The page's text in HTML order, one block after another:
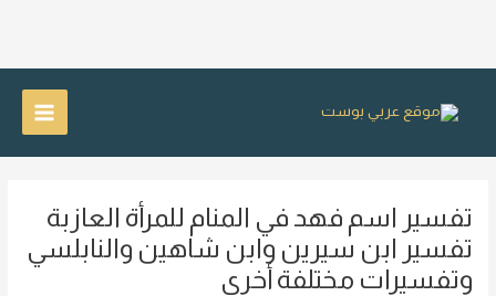
Main
تفسير اسم فهد في المنام للمرأة العازبة
تفسير ابن سيرين وابن شاهين والنابلسي
وتفسيرات مختلفة أخرى